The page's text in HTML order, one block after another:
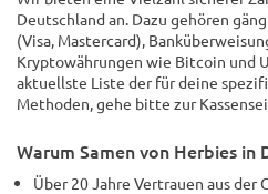
Deutschland an. Dazu gehören
(Visa, Mastercard),
Kryptowährungen wie Bitcoin und
aktuellste Liste der für deine
Methoden, gehe bitte zur
Warum Samen von Herbies in
Über 20 Jahre Vertrauen aus der